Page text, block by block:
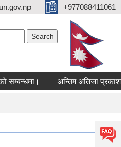
+977088411061
अन्तिम अतिजा प्रकाशन